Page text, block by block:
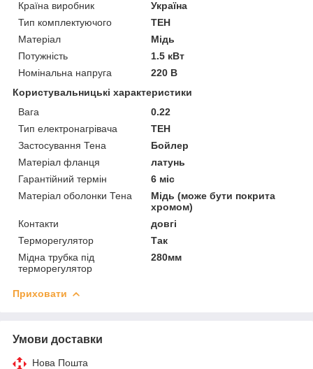
Країна виробник
Україна
Тип комплектуючого
ТЕН
Матеріал
Мідь
Потужність
1.5 кВт
Номінальна напруга
220 В
Користувальницькі характеристики
Вага
0.22
Тип електронагрівача
ТЕН
Застосування Тена
Бойлер
Матеріал фланця
латунь
Гарантійний термін
6 міс
Матеріал оболонки Тена
Мідь (може бути покрита
хромом)
Контакти
довгі
Терморегулятор
Так
Мідна трубка під
терморегулятор
280мм
Приховати
Умови доставки
Нова Пошта